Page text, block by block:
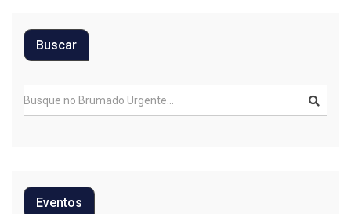
Buscar
Eventos